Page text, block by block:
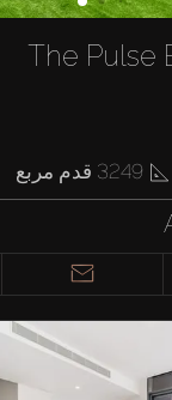
The Pulse
3249 قدم مربع